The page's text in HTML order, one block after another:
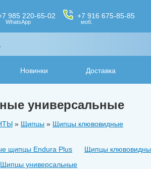
985 220-65-02
WhatsApp
+7 916 675-85-85
моб.
Новинки Доставка
универсальные
» Щипцы » Щипцы клювовидные
щипцы Endura Plus Щипцы
Щипцы универсальные